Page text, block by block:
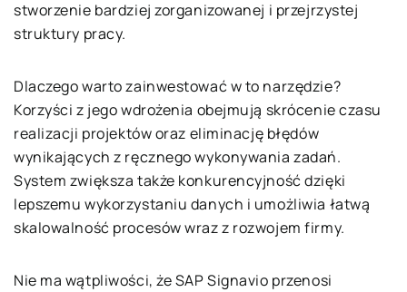
stworzenie bardziej zorganizowanej i przejrzystej
struktury pracy.
Dlaczego warto zainwestować w to narzędzie?
Korzyści z jego wdrożenia obejmują skrócenie czasu
realizacji projektów oraz eliminację błędów
wynikających z ręcznego wykonywania zadań.
System zwiększa także konkurencyjność dzięki
lepszemu wykorzystaniu danych i umożliwia łatwą
skalowalność procesów wraz z rozwojem firmy.
Nie ma wątpliwości, że SAP Signavio przenosi